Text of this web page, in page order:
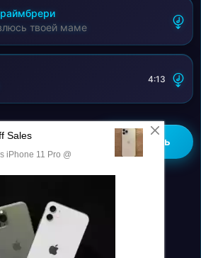
твоей маме
4:13
Добавить